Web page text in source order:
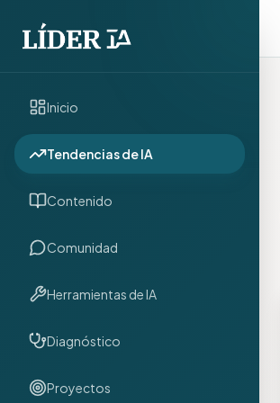
Inicio
Tendencias de IA
Contenido
Comunidad
Herramientas de IA
Diagnóstico
Proyectos